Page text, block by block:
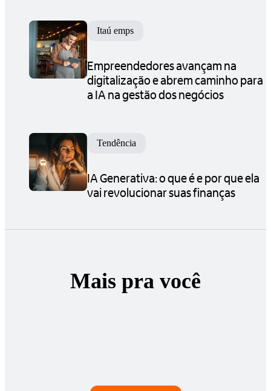
Itaú emps
Empreendedores avançam na
digitalização e abrem caminho para
a IA na gestão dos negócios
Tendência
IA Generativa: o que é e por que ela
vai revolucionar suas finanças
Mais pra você